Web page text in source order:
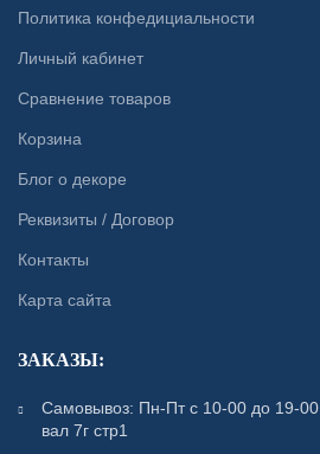
Политика конфедициальности
Личный кабинет
Сравнение товаров
Корзина
Блог о декоре
Реквизиты / Договор
Контакты
Карта сайта
ЗАКАЗЫ:
Самовывоз: Пн-Пт с 10-00 до 19-
вал 7г стр1